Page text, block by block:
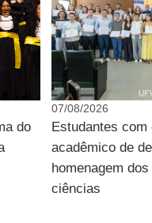
do
07/08/2026
Estudantes com
acadêmico de
homenagem
ciências